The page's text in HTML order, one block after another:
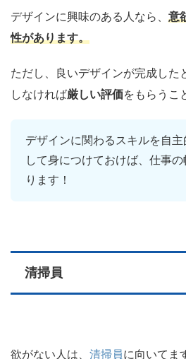
デザインに興味のある人なら、 意
性があります。
ただし、良いデザインが完成した
しなければ厳しい評価をもらうこ
デザインに関わるスキルを自主
して身につけておけば、仕事
ります！
清掃員
欲がない人は、 清掃員に向いてま